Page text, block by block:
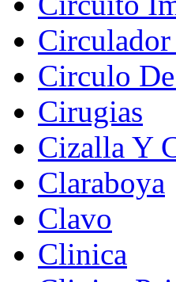
Circulo
Cirugias
Cizalla Y
Claraboya
Clavo
Clinica